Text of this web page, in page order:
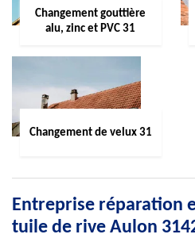
Changement gouttière
alu, zinc et PVC 31
Changement de velux 31
Entreprise réparation
tuile de rive Aulon